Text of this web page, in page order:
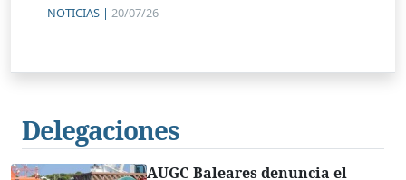
NOTICIAS | 20/07/26
Delegaciones
AUGC Baleares denuncia el